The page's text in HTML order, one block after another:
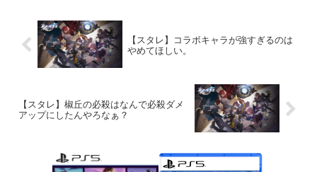
【スタレ】コラボキャラが強すぎるのは
やめてほしい。
【スタレ】椒丘の必殺はなんで必殺ダメ
アップにしたんやろなぁ？